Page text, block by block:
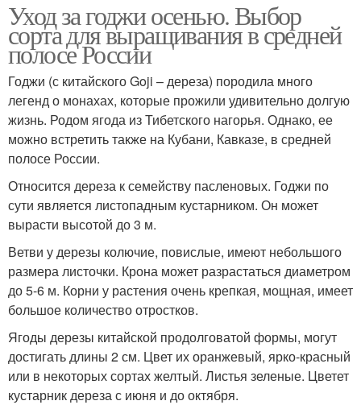
Уход за годжи осенью. Выбор
сорта для выращивания в средней
полосе России
Годжи (с китайского Goji – дереза) породила много
легенд о монахах, которые прожили удивительно долгую
жизнь. Родом ягода из Тибетского нагорья. Однако, ее
можно встретить также на Кубани, Кавказе, в средней
полосе России.
Относится дереза к семейству пасленовых. Годжи по
сути является листопадным кустарником. Он может
вырасти высотой до 3 м.
Ветви у дерезы колючие, повислые, имеют небольшого
размера листочки. Крона может разрастаться диаметром
до 5-6 м. Корни у растения очень крепкая, мощная, имеет
большое количество отростков.
Ягоды дерезы китайской продолговатой формы, могут
достигать длины 2 см. Цвет их оранжевый, ярко-красный
или в некоторых сортах желтый. Листья зеленые. Цветет
кустарник дереза с июня и до октября.